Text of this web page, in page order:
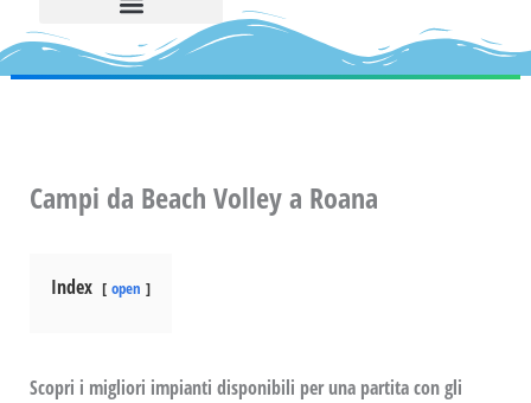
Campi da Beach Volley a Roana
Index open
Scopri i migliori impianti disponibili per una partita con gli